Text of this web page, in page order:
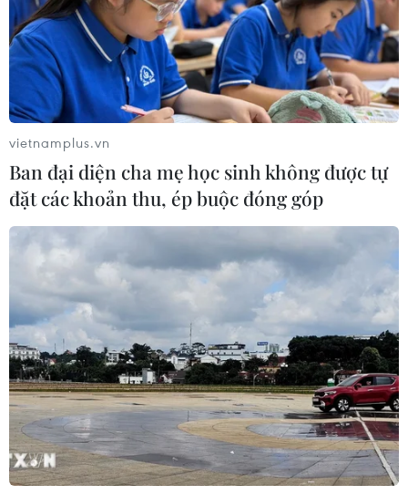
vietnamplus.vn
Ban đại diện cha mẹ học sinh không được tự
đặt các khoản thu, ép buộc đóng góp